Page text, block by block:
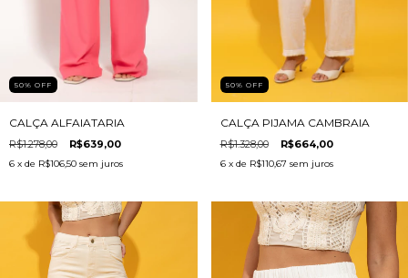
50% OFF
CALÇA ALFAIATARIA
R$1.278,00 R$639,00
6 x de R$106,50 sem juros
50% OFF
CALÇA PIJAMA CAMBRAIA
R$1.328,00 R$664,00
6 x de R$110,67 sem juros